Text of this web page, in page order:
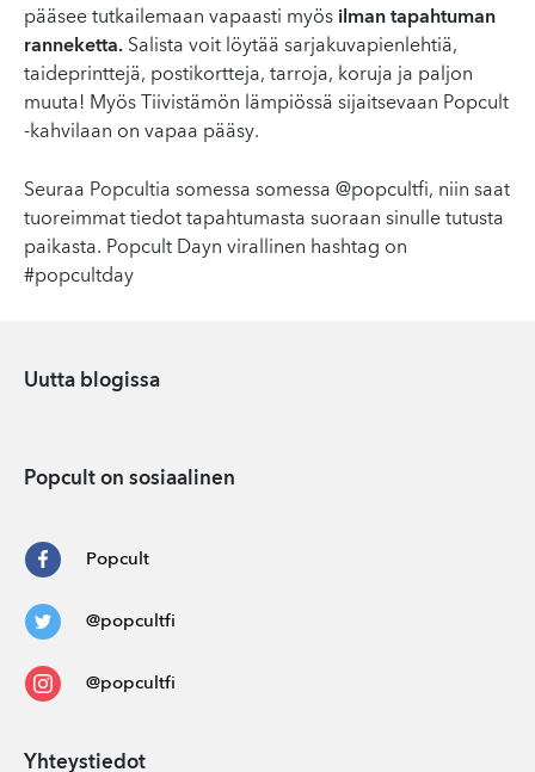
pääsee tutkailemaan vapaasti myös ilman tapahtuman
ranneketta. Salista voit löytää sarjakuvapienlehtiä,
taideprinttejä, postikortteja, tarroja, koruja ja paljon
muuta! Myös Tiivistämön lämpiössä sijaitsevaan Popcult
-kahvilaan on vapaa pääsy.
Seuraa Popcultia somessa somessa @popcultfi, niin saat
tuoreimmat tiedot tapahtumasta suoraan sinulle tutusta
paikasta. Popcult Dayn virallinen hashtag on
#popcultday
Uutta blogissa
Popcult on sosiaalinen
Popcult
@popcultfi
@popcultfi
Yhteystiedot